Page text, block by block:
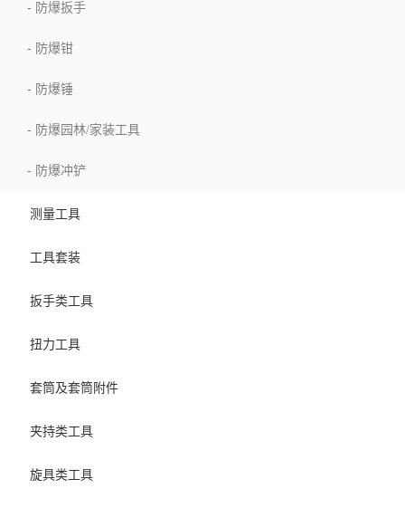
- 防爆扳手
- 防爆钳
- 防爆锤
- 防爆园林/家装工具
- 防爆冲铲
测量工具
工具套装
扳手类工具
扭力工具
套筒及套筒附件
夹持类工具
旋具类工具